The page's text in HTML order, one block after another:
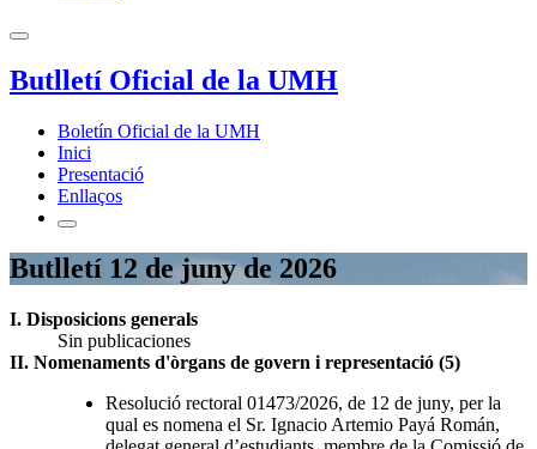
Butlletí Oficial de la UMH
Boletín Oficial de la UMH
Inici
Presentació
Enllaços
Butlletí 12 de juny de 2026
I. Disposicions generals
Sin publicaciones
II. Nomenaments d'òrgans de govern i representació (5)
Resolució rectoral 01473/2026, de 12 de juny, per la
qual es nomena el Sr. Ignacio Artemio Payá Román,